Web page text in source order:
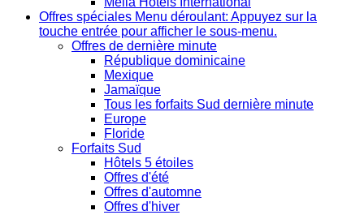
Offres spéciales Menu déroulant: Appuyez sur la
touche entrée pour afficher le sous-menu.
Offres de dernière minute
République dominicaine
Mexique
Jamaïque
Tous les forfaits Sud dernière minute
Europe
Floride
Forfaits Sud
Hôtels 5 étoiles
Offres d'été
Offres d'automne
Offres d'hiver